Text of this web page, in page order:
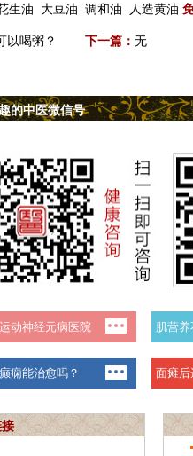
生油 大豆油 调和油 人造黄油
以喝粥？ 下一篇： 无
的中医微信号